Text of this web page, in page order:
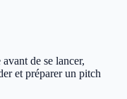
de se lancer,
et préparer un pitch